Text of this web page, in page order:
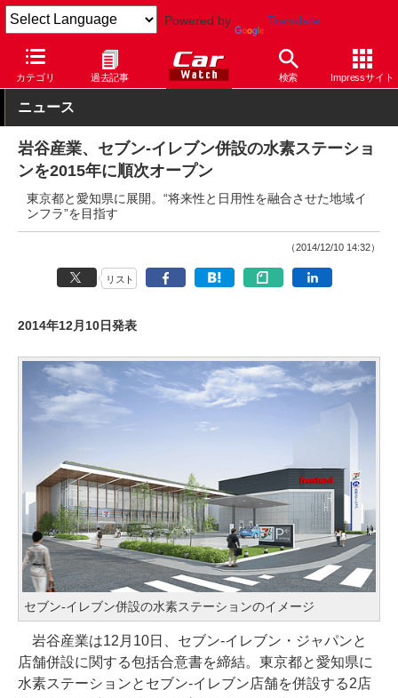
Powered by Translate
カテゴリ 過去記事 検索 Impressサイト
Car Watch 技術 その他
ニュース
岩谷産業、セブン-イレブン併設の水素ステーショ
ンを2015年に順次オープン
東京都と愛知県に展開。“将来性と日用性を融合させた地域イ
ンフラ”を目指す
（2014/12/10 14:32）
リスト
2014年12月10日発表
セブン-イレブン併設の水素ステーションのイメージ
岩谷産業は12月10日、セブン-イレブン・ジャパンと
店舗併設に関する包括合意書を締結。東京都と愛知県に
水素ステーションとセブン-イレブン店舗を併設する2店